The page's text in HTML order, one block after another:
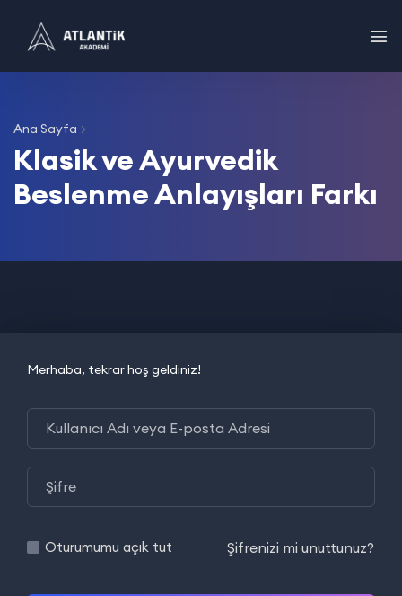
Ana Sayfa
Klasik ve Ayurvedik
Beslenme Anlayışları Farkı
Merhaba, tekrar hoş geldiniz!
Oturumumu açık tut Şifrenizi mi unuttunuz?